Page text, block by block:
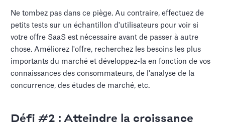
Ne tombez pas dans ce piège. Au contraire, effectuez de
petits tests sur un échantillon d'utilisateurs pour voir si
votre offre SaaS est nécessaire avant de passer à autre
chose. Améliorez l'offre, recherchez les besoins les plus
importants du marché et développez-la en fonction de vos
connaissances des consommateurs, de l'analyse de la
concurrence, des études de marché, etc.
Défi #2 : Atteindre la croissance